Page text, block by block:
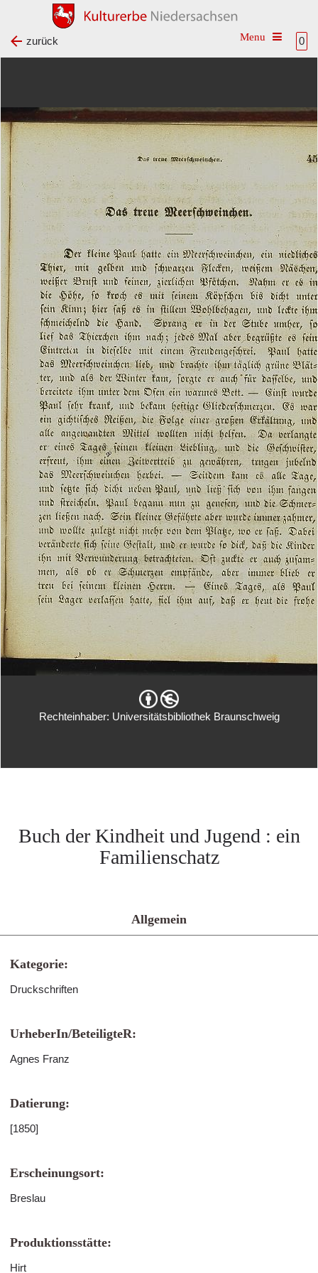
0
Toggle
zurück
Rechteinhaber: Universitätsbibliothek Braunschweig
Buch der Kindheit und Jugend : ein
Familienschatz
Allgemein
Kategorie:
Druckschriften
UrheberIn/BeteiligteR:
Agnes Franz
Datierung:
[1850]
Erscheinungsort:
Breslau
Produktionsstätte:
Hirt